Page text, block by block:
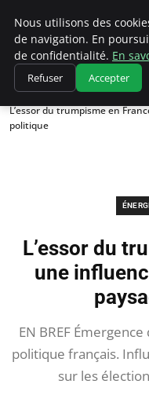
Accueil
Énergies
L’essor du trumpisme en
politique
L’essor du
une
EN BREF
politique français.
sur les
Nous utilisons des
de navigation. En
de confidentialité. En
Refuser Accepter